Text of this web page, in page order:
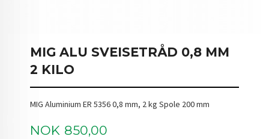
MIG ALU SVEISETRÅD 0,8 MM
2 KILO
MIG Aluminium ER 5356 0,8 mm, 2 kg Spole 200 mm
Pris
NOK 850,00